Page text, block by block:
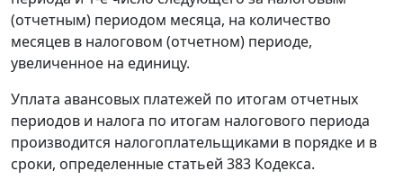
(отчетным) периодом месяца, на количество
месяцев в налоговом (отчетном) периоде,
увеличенное на единицу.
Уплата авансовых платежей по итогам отчетных
периодов и налога по итогам налогового периода
производится налогоплательщиками в порядке и в
сроки, определенные статьей 383 Кодекса.